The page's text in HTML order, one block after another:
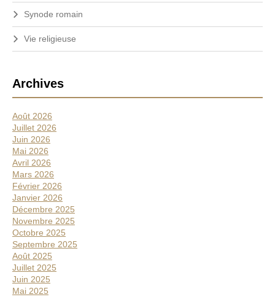
Synode romain
Vie religieuse
Archives
Août 2026
Juillet 2026
Juin 2026
Mai 2026
Avril 2026
Mars 2026
Février 2026
Janvier 2026
Décembre 2025
Novembre 2025
Octobre 2025
Septembre 2025
Août 2025
Juillet 2025
Juin 2025
Mai 2025